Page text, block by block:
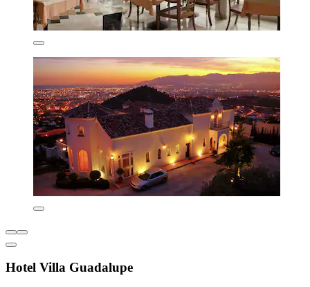
Hotel Villa Guadalupe